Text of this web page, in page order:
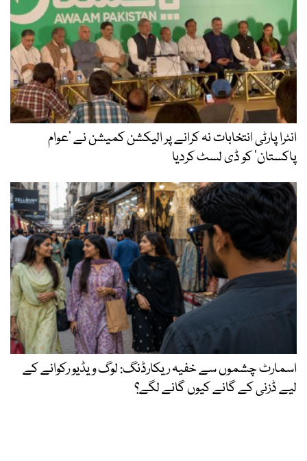
انٹرا پارٹی انتخابات نہ کرانے پر الیکشن کمیشن نے ’عوام
پاکستان‘ کو ڈی لسٹ کردیا
اسمارٹ چشموں سے خفیہ ریکارڈنگ: لوگ ویڈیو رکوانے کے
لیے ڈزنی کے گانے کیوں گانے لگے؟